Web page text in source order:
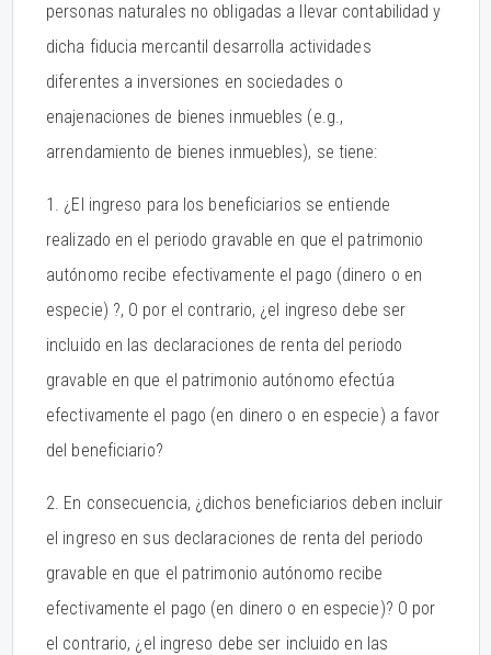
personas naturales no obligadas a llevar contabilidad y
dicha fiducia mercantil desarrolla actividades
diferentes a inversiones en sociedades o
enajenaciones de bienes inmuebles (e.g.,
arrendamiento de bienes inmuebles), se tiene:
1. ¿El ingreso para los beneficiarios se entiende
realizado en el periodo gravable en que el patrimonio
autónomo recibe efectivamente el pago (dinero o en
especie) ?, O por el contrario, ¿el ingreso debe ser
incluido en las declaraciones de renta del periodo
gravable en que el patrimonio autónomo efectúa
efectivamente el pago (en dinero o en especie) a favor
del beneficiario?
2. En consecuencia, ¿dichos beneficiarios deben incluir
el ingreso en sus declaraciones de renta del periodo
gravable en que el patrimonio autónomo recibe
efectivamente el pago (en dinero o en especie)? O por
el contrario, ¿el ingreso debe ser incluido en las